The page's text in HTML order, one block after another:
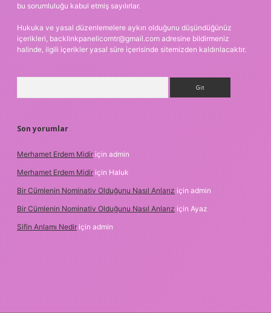
bu sorumluluğu kabul etmiş sayılırlar.
Hukuka ve yasal düzenlemelere aykırı olduğunu düşündüğünüz
içerikleri, backlinkpanelicomtr@gmail.com adresine bildirmeniz
halinde, ilgili içerikler yasal süre içerisinde sitemizden kaldırılacaktır.
Son yorumlar
Merhamet Erdem Midir için admin
Merhamet Erdem Midir için Haluk
Bir Cümlenin Nominativ Olduğunu Nasıl Anlarız için admin
Bir Cümlenin Nominativ Olduğunu Nasıl Anlarız için Ayaz
Sifin Anlamı Nedir için admin